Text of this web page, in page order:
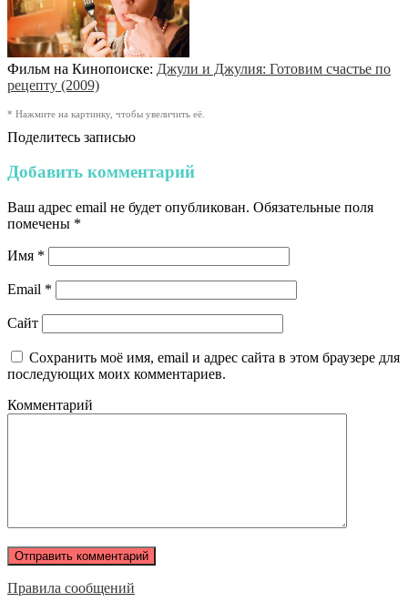
Фильм на Кинопоиске: Джули и Джулия: Готовим счастье по
рецепту (2009)
* Нажмите на картинку, чтобы увеличить её.
Поделитесь записью
Добавить комментарий
Ваш адрес email не будет опубликован. Обязательные поля
помечены *
Имя *
Email *
Сайт
Сохранить моё имя, email и адрес сайта в этом браузере для
последующих моих комментариев.
Комментарий
Правила сообщений